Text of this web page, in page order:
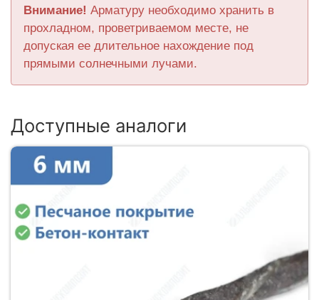
Внимание! Арматуру необходимо хранить в
прохладном, проветриваемом месте, не
допуская ее длительное нахождение под
прямыми солнечными лучами.
Доступные аналоги